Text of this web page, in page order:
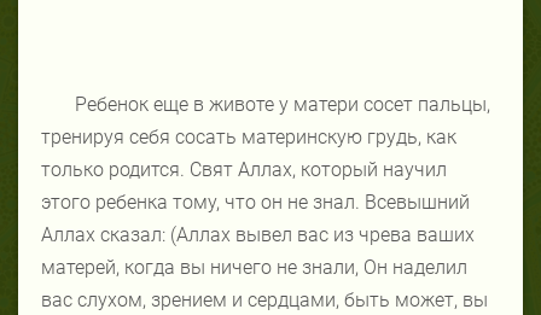
Ребенок еще в животе у матери сосет пальцы,
тренируя себя сосать материнскую грудь, как
только родится. Свят Аллах, который научил
этого ребенка тому, что он не знал. Всевышний
Аллах сказал: (Аллах вывел вас из чрева ваших
матерей, когда вы ничего не знали, Он наделил
вас слухом, зрением и сердцами, быть может, вы